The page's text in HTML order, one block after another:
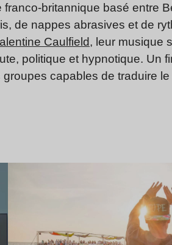
britannique basé entre
de nappes abrasives et de
Caulfield, leur musique
politique et hypnotique. Un
capables de traduire